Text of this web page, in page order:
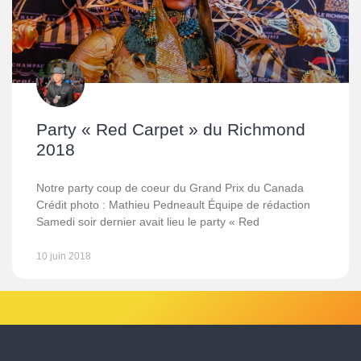
Party « Red Carpet » du Richmond
2018
Notre party coup de coeur du Grand Prix du Canada
Crédit photo : Mathieu Pedneault Équipe de rédaction
Samedi soir dernier avait lieu le party « Red
10 juin 2018